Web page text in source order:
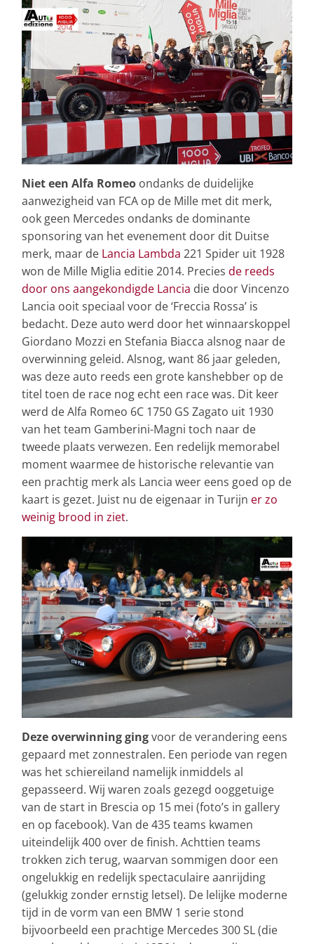
Niet een Alfa Romeo ondanks de duidelijke
aanwezigheid van FCA op de Mille met dit merk,
ook geen Mercedes ondanks de dominante
sponsoring van het evenement door dit Duitse
merk, maar de Lancia Lambda 221 Spider uit 1928
won de Mille Miglia editie 2014. Precies de reeds
door ons aangekondigde Lancia die door Vincenzo
Lancia ooit speciaal voor de ‘Freccia Rossa’ is
bedacht. Deze auto werd door het winnaarskoppel
Giordano Mozzi en Stefania Biacca alsnog naar de
overwinning geleid. Alsnog, want 86 jaar geleden,
was deze auto reeds een grote kanshebber op de
titel toen de race nog echt een race was. Dit keer
werd de Alfa Romeo 6C 1750 GS Zagato uit 1930
van het team Gamberini-Magni toch naar de
tweede plaats verwezen. Een redelijk memorabel
moment waarmee de historische relevantie van
een prachtig merk als Lancia weer eens goed op de
kaart is gezet. Juist nu de eigenaar in Turijn er zo
weinig brood in ziet.
Deze overwinning gingvoor de verandering eens
gepaard met zonnestralen. Een periode van regen
was het schiereiland namelijk inmiddels al
gepasseerd. Wij waren zoals gezegd ooggetuige
van de start in Brescia op 15 mei (foto’s in gallery
en op facebook). Van de 435 teams kwamen
uiteindelijk 400 over de finish. Achttien teams
trokken zich terug, waarvan sommigen door een
ongelukkig en redelijk spectaculaire aanrijding
(gelukkig zonder ernstig letsel). De lelijke moderne
tijd in de vorm van een BMW 1 serie stond
bijvoorbeeld een prachtige Mercedes 300 SL (die